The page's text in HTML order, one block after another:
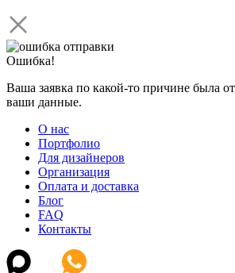
Ошибка!
Ваша заявка по какой-то причине была
ваши данные.
О нас
Портфолио
Для дизайнеров
Организация
Оплата и доставка
Блог
FAQ
Контакты